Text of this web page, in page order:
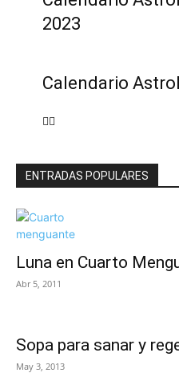
2023
Calendario
ENTRADAS POPULARES
Luna en Cuarto
Abr 5, 2011
Sopa para sanar y
May 3, 2013